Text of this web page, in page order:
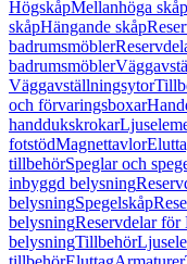
HögskåpMellanhöga skåp
skåpHängande skåp
badrumsmöbler
badrumsmöbler
Väggavställningsytor
och förvaringsboxar
handdukskrokar
fotstödMagnettavlor
tillbehörSpeglar och
inbyggd belysning
belysningSpegelskåp
belysningReservdelar
belysningTillbehör